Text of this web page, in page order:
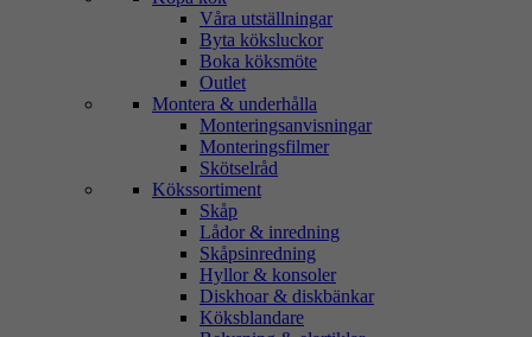
Våra utställningar
Byta köksluckor
Boka köksmöte
Outlet
Montera & underhålla
Monteringsanvisningar
Monteringsfilmer
Skötselråd
Kökssortiment
Skåp
Lådor & inredning
Skåpsinredning
Hyllor & konsoler
Diskhoar & diskbänkar
Köksblandare